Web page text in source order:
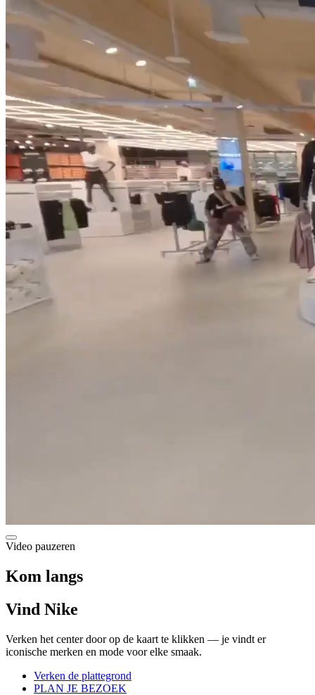
Video pauzeren
Kom langs
Vind Nike
Verken het center door op de kaart te klikken — je vindt er
iconische merken en mode voor elke smaak.
Verken de plattegrond
PLAN JE BEZOEK